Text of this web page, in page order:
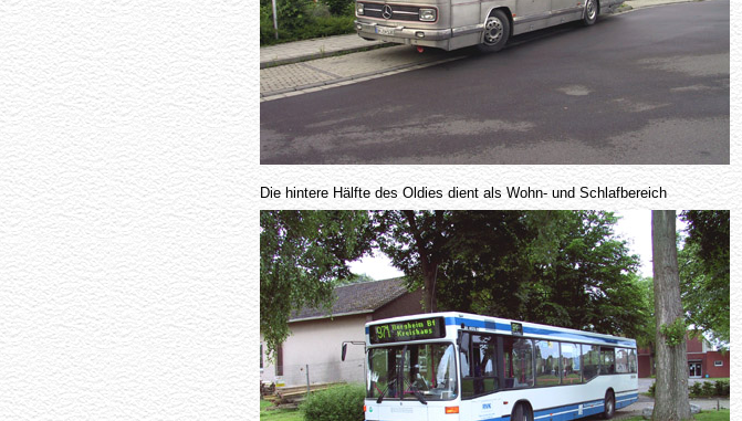
Die hintere Hälfte des Oldies dient als Wohn- und Schlafbereich